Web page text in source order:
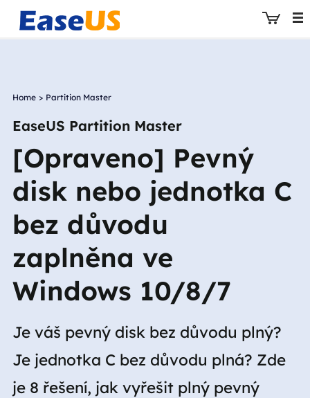
Home > Partition Master
EaseUS Partition Master
[Opraveno] Pevný
disk nebo jednotka C
bez důvodu
zaplněna ve
Windows 10/8/7
Je váš pevný disk bez důvodu plný?
Je jednotka C bez důvodu plná? Zde
je 8 řešení, jak vyřešit plný pevný